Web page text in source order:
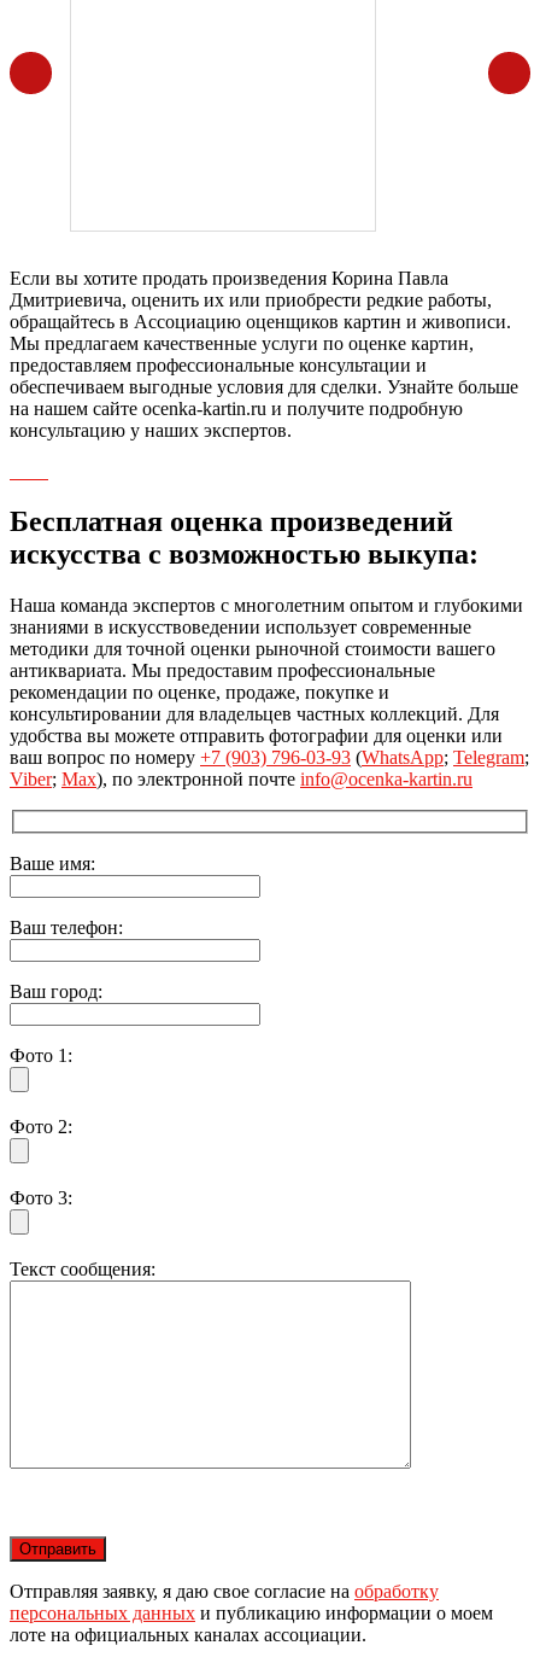
Если вы хотите продать произведения Корина Павла
Дмитриевича, оценить их или приобрести редкие работы,
обращайтесь в Ассоциацию оценщиков картин и живописи.
Мы предлагаем качественные услуги по оценке картин,
предоставляем профессиональные консультации и
обеспечиваем выгодные условия для сделки. Узнайте больше
на нашем сайте ocenka-kartin.ru и получите подробную
консультацию у наших экспертов.
Бесплатная оценка произведений
искусства с возможностью выкупа:
Наша команда экспертов с многолетним опытом и глубокими
знаниями в искусствоведении использует современные
методики для точной оценки рыночной стоимости вашего
антиквариата. Мы предоставим профессиональные
рекомендации по оценке, продаже, покупке и
консультировании для владельцев частных коллекций. Для
удобства вы можете отправить фотографии для оценки или
ваш вопрос по номеру +7 (903) 796-03-93 (WhatsApp; Telegram;
Viber; Max), по электронной почте info@ocenka-kartin.ru
Ваше имя:
Ваш телефон:
Ваш город:
Фото 1:
Фото 2:
Фото 3:
Текст сообщения:
Отправляя заявку, я даю свое согласие на обработку
персональных данных и публикацию информации о моем
лоте на официальных каналах ассоциации.